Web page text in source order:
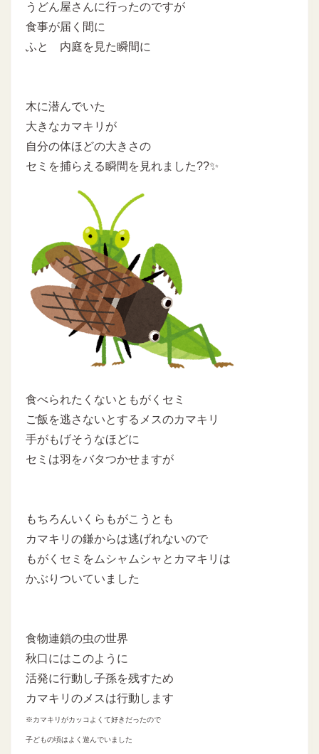
うどん屋さんに行ったのですが
食事が届く間に
ふと 内庭を見た瞬間に
木に潜んでいた
大きなカマキリが
自分の体ほどの大きさの
セミを捕らえる瞬間を見れました??✨
食べられたくないともがくセミ
ご飯を逃さないとするメスのカマキリ
手がもげそうなほどに
セミは羽をバタつかせますが
もちろんいくらもがこうとも
カマキリの鎌からは逃げれないので
もがくセミをムシャムシャとカマキリは
かぶりついていました
食物連鎖の虫の世界
秋口にはこのように
活発に行動し子孫を残すため
カマキリのメスは行動します
※カマキリがカッコよくて好きだったので
子どもの頃はよく遊んでいました